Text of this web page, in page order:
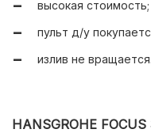
высокая стоимость;
пульт д/у
излив не вращается.
HANSGROHE